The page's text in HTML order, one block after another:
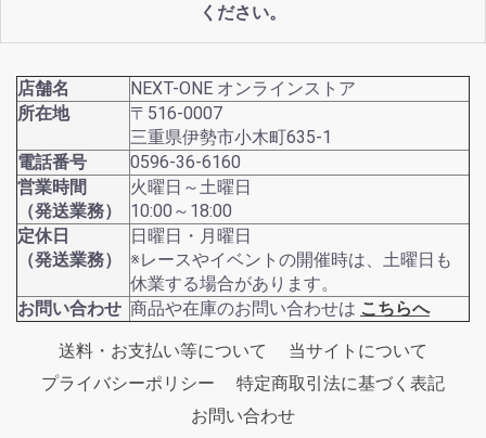
ください。
店舗名
NEXT-ONE オンラインストア
所在地
〒516-0007
三重県伊勢市小木町635-1
電話番号
0596-36-6160
営業時間
（発送業務）
火曜日～土曜日
10:00～18:00
定休日
（発送業務）
日曜日・月曜日
※レースやイベントの開催時は、土曜日も
休業する場合があります。
お問い合わせ 商品や在庫のお問い合わせは こちらへ
送料・お支払い等について
当サイトについて
プライバシーポリシー
特定商取引法に基づく表記
お問い合わせ